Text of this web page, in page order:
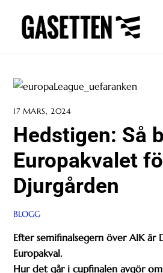
content
17 MARS, 2024
Hedstigen: Så
Europakvalet
Djurgården
BLOGG
Efter semifinalsegern över AIK är
Europakval.
Hur det går i cupfinalen avgör